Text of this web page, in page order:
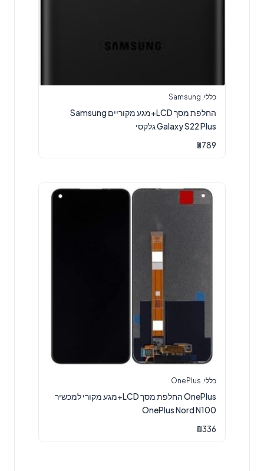
כללי,
Samsung
החלפת מסך LCD+מגע מקוריים Samsung
Galaxy S22 Plus גלקסי
₪789
כללי,
OnePlus
OnePlus החלפת מסך LCD+מגע מקורי למכשיר
OnePlus Nord N100
₪336